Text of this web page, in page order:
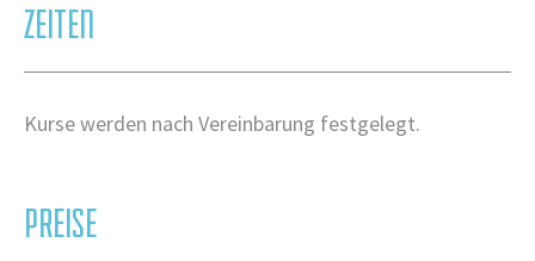
ZEITEN
Kurse werden nach Vereinbarung festgelegt.
PREISE